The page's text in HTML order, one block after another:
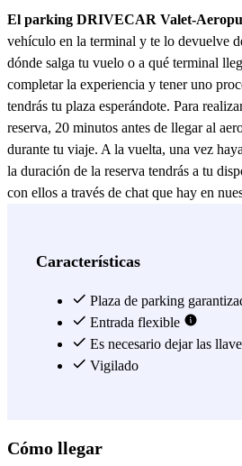
El parking DRIVECAR Valet-
vehículo en la terminal y te lo devuelve
dónde salga tu vuelo o a qué terminal
completar la experiencia y tener uno
tendrás tu plaza esperándote. Para
reserva, 20 minutos antes de llegar al
durante tu viaje. A la vuelta, una vez
la duración de la reserva tendrás a tu
con ellos a través de chat que hay en
Ver más
Características
Plaza de parking
Entrada flexible
Es necesario dejar las
Vigilado
Cómo llegar